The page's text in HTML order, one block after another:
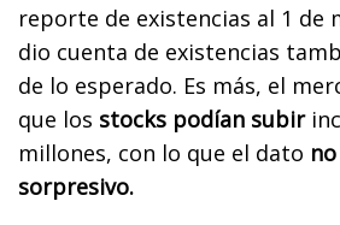
reporte de existencias al 1 de
dio cuenta de existencias
de lo esperado. Es más, el
que los stocks podían subir
millones, con lo que el dato
sorpresivo.